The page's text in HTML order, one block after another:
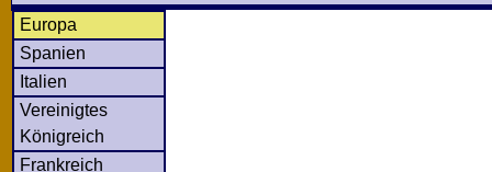
Europa
Spanien
Italien
Vereinigtes
Königreich
Frankreich